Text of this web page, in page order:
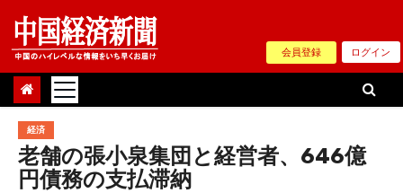
Skip
content
会員登録 ログイン
経済
老舗の張小泉集団と経営者、646億
円債務の支払滞納